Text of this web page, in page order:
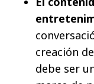
creación
debe ser